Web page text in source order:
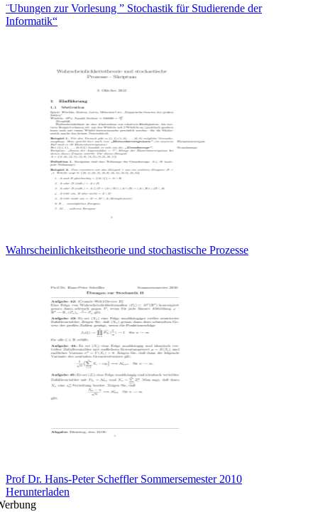
¨Ubungen zur Vorlesung ” Stochastik für Studierende der
Informatik“
Wahrscheinlichkeitstheorie und stochastische Prozesse
Prof Dr. Hans-Peter Scheffler Sommersemester 2010
Herunterladen